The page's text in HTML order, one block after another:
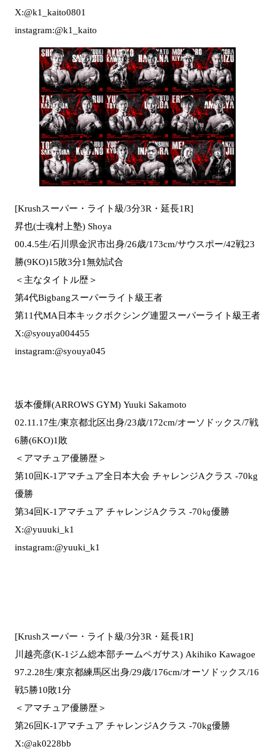
X:@k1_kaito0801
instagram:@k1_kaito
[Krushスーパー・ライト級/3分3R・延長1R]
昇也(士魂村上塾) Shoya
00.4.5生/石川県金沢市出身/26歳/173cm/サウスポー/42戦23
勝(9KO)15敗3分1無効試合
＜主なタイトル歴＞
第4代Bigbangスーパーライト級王者
第11代MA日本キックボクシング連盟スーパーライト級王者
X:@syouya004455
instagram:@syouya045
坂本優輝(ARROWS GYM) Yuuki Sakamoto
02.11.17生/東京都北区出身/23歳/172cm/オーソドックス/7戦
6勝(6KO)1敗
＜アマチュア優勝歴＞
第10回K-1アマチュア全日本大会 チャレンジAクラス -70kg
優勝
第34回K-1アマチュア チャレンジAクラス -70㎏優勝
X:@yuuuki_k1
instagram:@yuuki_k1
[Krushスーパー・ライト級/3分3R・延長1R]
川越亮彦(K-1ジム総本部チームペガサス) Akihiko Kawagoe
97.2.28生/東京都練馬区出身/29歳/176cm/オーソドックス/16
戦5勝10敗1分
＜アマチュア優勝歴＞
第26回K-1アマチュア チャレンジAクラス -70kg優勝
X:@ak0228bb